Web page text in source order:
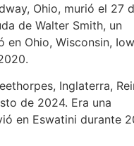
Ohio, murió el 27
de Walter Smith, un
en Ohio, Wisconsin,
Inglaterra,
de 2024. Era una
en Eswatini durante